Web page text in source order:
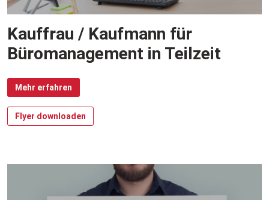
Kauffrau / Kaufmann für
Büromanagement in Teilzeit
Mehr erfahren
Flyer downloaden